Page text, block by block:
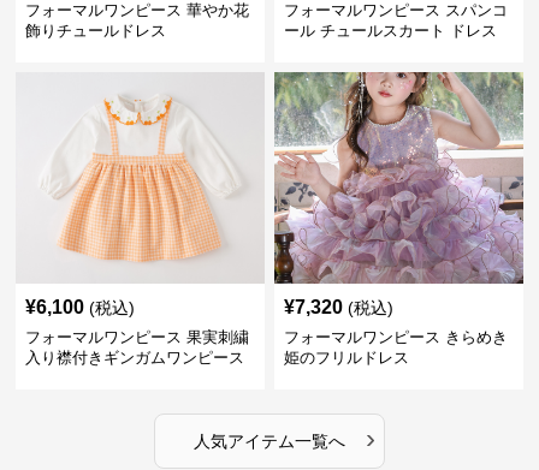
フォーマルワンピース 華やか花
飾りチュールドレス
フォーマルワンピース スパンコ
ール チュールスカート ドレス
¥6,100 (税込)
フォーマルワンピース 果実刺繍
入り襟付きギンガムワンピース
¥7,320 (税込)
フォーマルワンピース きらめき
姫のフリルドレス
人気アイテム一覧へ ›